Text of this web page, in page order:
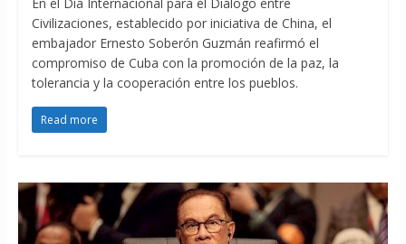
Civilizaciones, establecido por iniciativa de China, el
embajador Ernesto Soberón Guzmán reafirmó el
compromiso de Cuba con la promoción de la paz, la
tolerancia y la cooperación entre los pueblos.
Read more